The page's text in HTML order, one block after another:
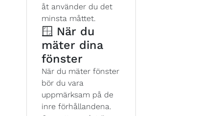
åt använder du det
minsta måttet.
🪟 När du
mäter dina
fönster
När du mäter fönster
bör du vara
uppmärksam på de
inre förhållandena.